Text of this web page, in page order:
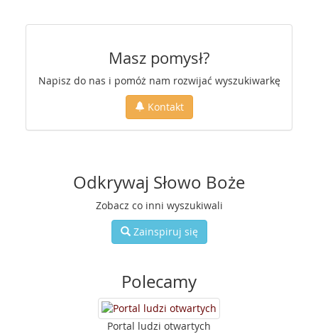
Masz pomysł?
Napisz do nas i pomóż nam rozwijać wyszukiwarkę
Kontakt
Odkrywaj Słowo Boże
Zobacz co inni wyszukiwali
Zainspiruj się
Polecamy
Portal ludzi otwartych